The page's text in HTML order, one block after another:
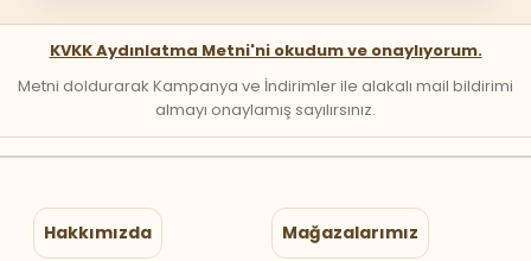
KVKK Aydınlatma Metni'ni okudum ve onaylıyorum.
Metni doldurarak Kampanya ve İndirimler ile alakalı mail bildirimi
almayı onaylamış sayılırsınız.
Hakkımızda Mağazalarımız